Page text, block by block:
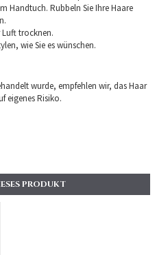
Handtuch. Rubbeln Sie Ihre Haare
Luft trocknen.
wie Sie es wünschen.
wurde, empfehlen wir, das Haar
eigenes Risiko.
PRODUKT